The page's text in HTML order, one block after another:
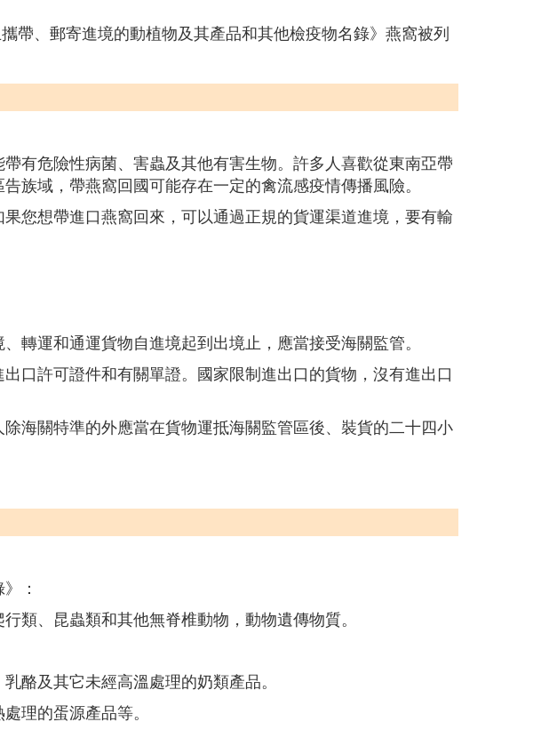
帶、郵寄進境的動植物及其產品和其他檢疫物名錄》燕窩被列
有危險性病菌、害蟲及其他有害生物。許多人喜歡從東南亞帶
族域，帶燕窩回國可能存在一定的禽流感疫情傳播風險。
您想帶進口燕窩回來，可以通過正規的貨運渠道進境，要有輸
轉運和通運貨物自進境起到出境止，應當接受海關監管。
口許可證件和有關單證。國家限制進出口的貨物，沒有進出口
海關特準的外應當在貨物運抵海關監管區後、裝貨的二十四小
：
類、昆蟲類和其他無脊椎動物，動物遺傳物質。
酪及其它未經高溫處理的奶類產品。
理的蛋源產品等。